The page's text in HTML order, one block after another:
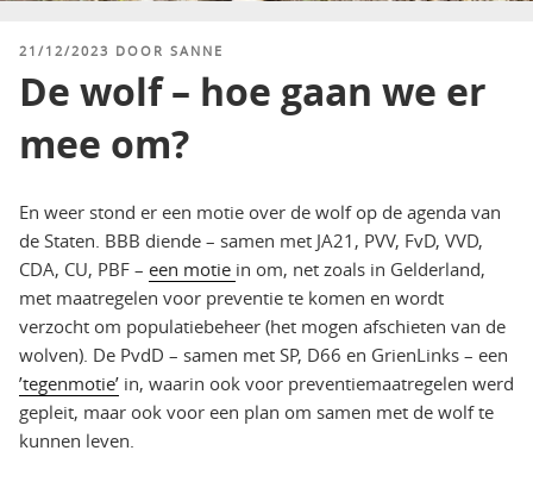
GEPLAATST
21/12/2023 DOOR SANNE
De wolf – hoe gaan we er
mee om?
En weer stond er een motie over de wolf op de agenda van
de Staten. BBB diende – samen met JA21, PVV, FvD, VVD,
CDA, CU, PBF – een motie in om, net zoals in Gelderland,
met maatregelen voor preventie te komen en wordt
verzocht om populatiebeheer (het mogen afschieten van de
wolven). De PvdD – samen met SP, D66 en GrienLinks – een
’tegenmotie’ in, waarin ook voor preventiemaatregelen werd
gepleit, maar ook voor een plan om samen met de wolf te
kunnen leven.